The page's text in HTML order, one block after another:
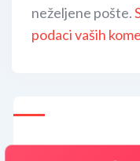
neželjene pošte.
podaci vaših